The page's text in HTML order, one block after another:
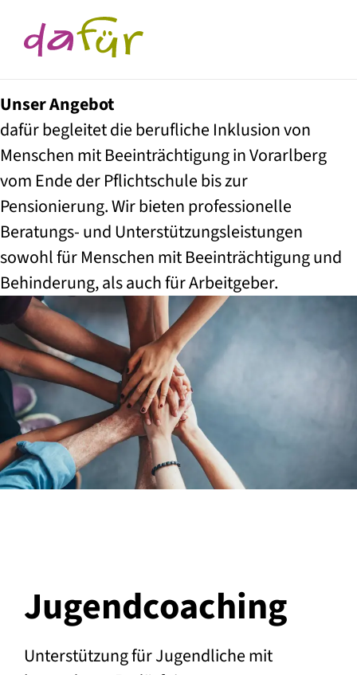
Unser Angebot
dafür begleitet die berufliche Inklusion von
Menschen mit Beeinträchtigung in Vorarlberg
vom Ende der Pflichtschule bis zur
Pensionierung. Wir bieten professionelle
Beratungs- und Unterstützungsleistungen
sowohl für Menschen mit Beeinträchtigung und
Behinderung, als auch für Arbeitgeber.
Jugend­coaching
Unterstützung für Jugendliche mit